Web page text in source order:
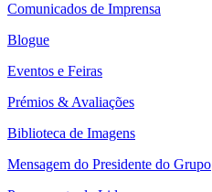
Comunicados de Imprensa
Blogue
Eventos e Feiras
Prémios & Avaliações
Biblioteca de Imagens
Mensagem do Presidente do Grupo